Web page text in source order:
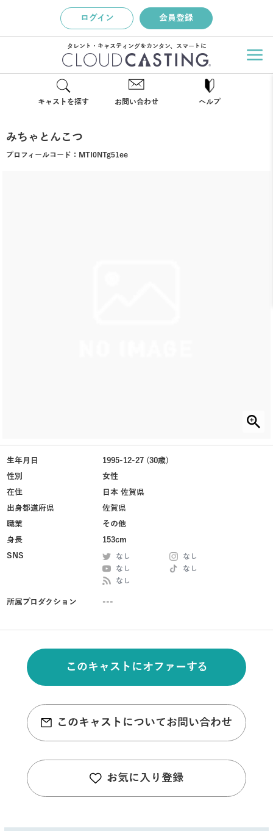
ログイン 会員登録
タレント・キャスティングをカンタン、スマートに
キャストを探す お問い合わせ ヘルプ
みちゃとんこつ
プロフィールコード： MTI0NTg51ee
生年月日
1995-12-27 (30歳)
性別
女性
在住
日本 佐賀県
出身都道府県
佐賀県
職業
その他
身長
153cm
SNS
なし
なし
なし
なし
なし
所属プロダクション ---
このキャストにオファーする
このキャストについてお問い合わせ
お気に入り登録